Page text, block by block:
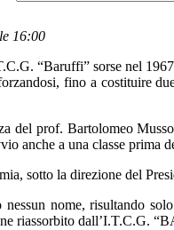
16:00
“Baruffi” sorse nel
fino a costituire
del prof. Bartolomeo
anche a una classe
sotto la direzione del
nessun nome, risultando
riassorbito dall’I.T.C.G.